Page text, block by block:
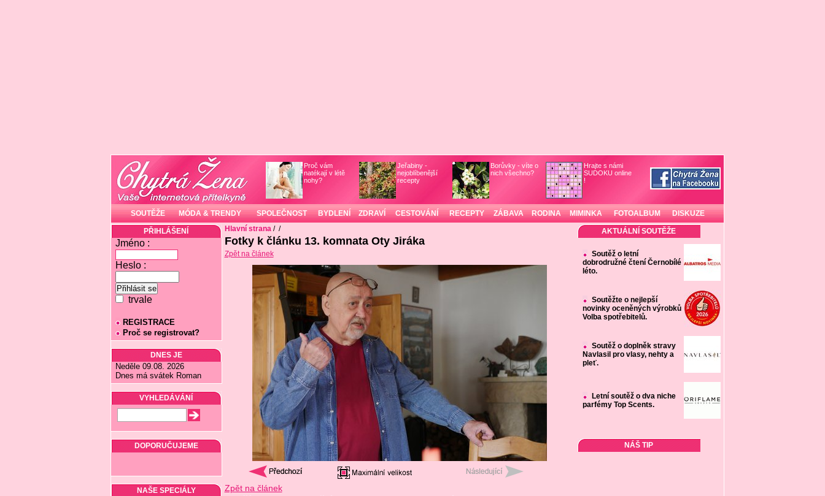
Proč vám
natékají v létě
nohy?
Jeřabiny -
nejoblíbenější
recepty
Borůvky - víte o
nich všechno?
Hrajte s námi
SUDOKU online
!
SOUTĚŽE MÓDA & TRENDY SPOLEČNOST BYDLENÍ ZDRAVÍ CESTOVÁNÍ RECEPTY ZÁBAVA RODINA MIMINKA FOTOALBUM DISKUZE
PŘIHLÁŠENÍ
Jméno :
Heslo :
trvale
REGISTRACE
Proč se registrovat?
DNES JE
Neděle 09.08. 2026
Dnes má svátek Roman
VYHLEDÁVÁNÍ
DOPORUČUJEME
NAŠE SPECIÁLY
Hlavní strana/ /
Fotky k článku 13. komnata Oty Jiráka
Zpět na článek
Zpět na článek
AKTUÁLNÍ SOUTĚŽE
Soutěž o letní
dobrodružné čtení Černobílé
léto.
Soutěžte o nejlepší
novinky oceněných výrobků
Volba spotřebitelů.
Soutěž o doplněk stravy
Navlasil pro vlasy, nehty a
pleť.
Letní soutěž o dva niche
parfémy Top Scents.
NÁŠ TIP